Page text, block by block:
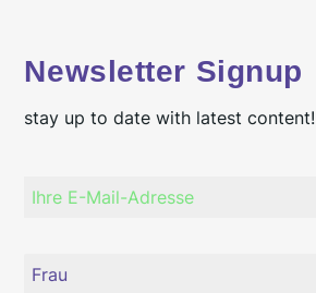
Newsletter Signup
stay up to date with latest content!